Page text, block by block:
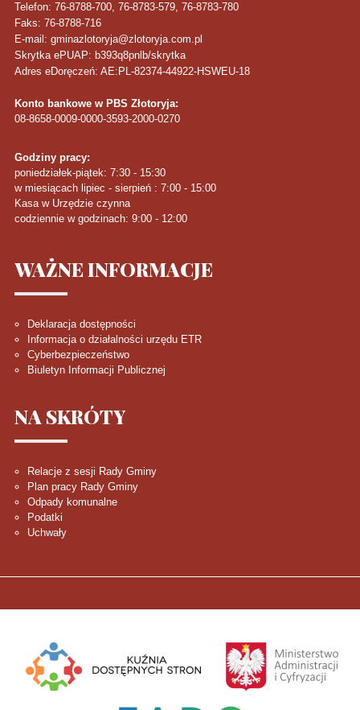
Telefon: 76-8788-700, 76-8783-579, 76-8783-780
Faks: 76-8788-716
E-mail: gminazlotoryja@zlotoryja.com.pl
Skrytka ePUAP: b393q8pnlb/skrytka
Adres eDoręczeń: AE:PL-82374-44922-HSWEU-18
Konto bankowe w PBS Złotoryja:
08-8658-0009-0000-3593-2000-0270
Godziny pracy:
poniedziałek-piątek: 7:30 - 15:30
w miesiącach lipiec - sierpień : 7:00 - 15:00
Kasa w Urzędzie czynna
codziennie w godzinach: 9:00 - 12:00
WAŻNEINFORMACJE
Deklaracja dostępności
Informacja o działalności urzędu ETR
Cyberbezpieczeństwo
Biuletyn Informacji Publicznej
NA SKRÓTY
Relacje z sesji Rady Gminy
Plan pracy Rady Gminy
Odpady komunalne
Podatki
Uchwały